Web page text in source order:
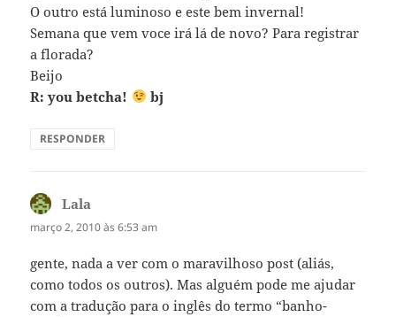
O outro está luminoso e este bem invernal!
Semana que vem voce irá lá de novo? Para registrar
a florada?
Beijo
R: you betcha!
bj
RESPONDER
Lala
março 2, 2010 às 6:53 am
gente, nada a ver com o maravilhoso post (aliás,
como todos os outros). Mas alguém pode me ajudar
com a tradução para o inglês do termo “banho-